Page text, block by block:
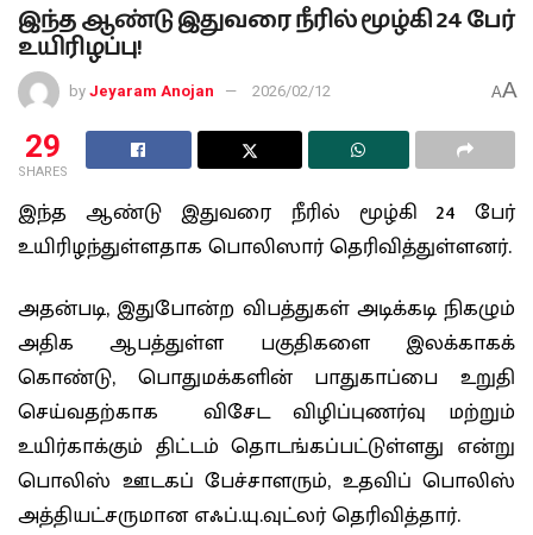
இந்த ஆண்டு இதுவரை நீரில் மூழ்கி 24 பேர்
உயிரிழப்பு!
by Jeyaram Anojan 2026/02/12 AA
29
SHARES
இந்த ஆண்டு இதுவரை நீரில் மூழ்கி 24 பேர்
உயிரிழந்துள்ளதாக பொலிஸார் தெரிவித்துள்ளனர்.
அதன்படி, இதுபோன்ற விபத்துகள் அடிக்கடி நிகழும்
அதிக ஆபத்துள்ள பகுதிகளை இலக்காகக்
கொண்டு, பொதுமக்களின் பாதுகாப்பை உறுதி
செய்வதற்காக விசேட விழிப்புணர்வு மற்றும்
உயிர்காக்கும் திட்டம் தொடங்கப்பட்டுள்ளது என்று
பொலிஸ் ஊடகப் பேச்சாளரும், உதவிப் பொலிஸ்
அத்தியட்சருமான எஃப்.யு.வுட்லர் தெரிவித்தார்.